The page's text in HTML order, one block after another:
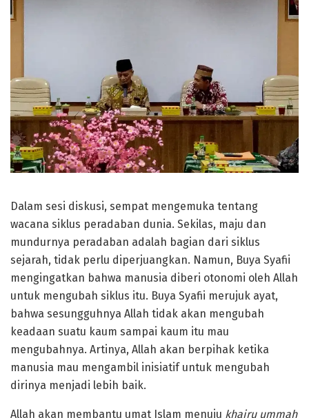
Dalam sesi diskusi, sempat mengemuka tentang
wacana siklus peradaban dunia. Sekilas, maju dan
mundurnya peradaban adalah bagian dari siklus
sejarah, tidak perlu diperjuangkan. Namun, Buya Syafii
mengingatkan bahwa manusia diberi otonomi oleh Allah
untuk mengubah siklus itu. Buya Syafii merujuk ayat,
bahwa sesungguhnya Allah tidak akan mengubah
keadaan suatu kaum sampai kaum itu mau
mengubahnya. Artinya, Allah akan berpihak ketika
manusia mau mengambil inisiatif untuk mengubah
dirinya menjadi lebih baik.
Allah akan membantu umat Islam menuju khairu ummah